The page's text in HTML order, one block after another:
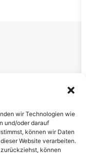
wir Technologien wie
und/oder darauf
können wir Daten
Website verarbeiten.
können